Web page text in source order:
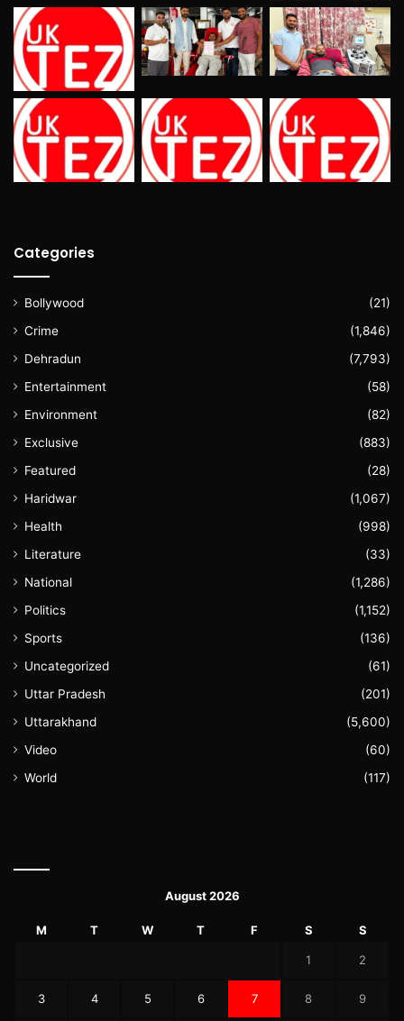
Categories
Bollywood
(21)
Crime
(1,846)
Dehradun
(7,793)
Entertainment
(58)
Environment
(82)
Exclusive
(883)
Featured
(28)
Haridwar
(1,067)
Health
(998)
Literature
(33)
National
(1,286)
Politics
(1,152)
Sports
(136)
Uncategorized
(61)
Uttar Pradesh
(201)
Uttarakhand
(5,600)
Video
(60)
World
(117)
August 2026
M T W T F S S
1 2
3 4 5 6 7 8 9